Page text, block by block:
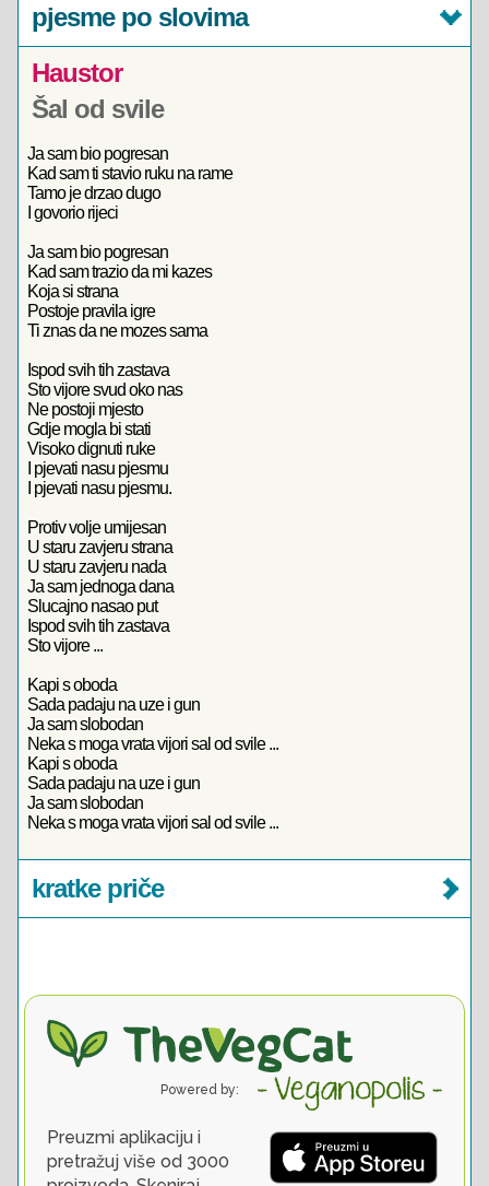
pjesme po slovima
Haustor
Šal od svile
Ja sam bio pogresan
Kad sam ti stavio ruku na rame
Tamo je drzao dugo
I govorio rijeci
Ja sam bio pogresan
Kad sam trazio da mi kazes
Koja si strana
Postoje pravila igre
Ti znas da ne mozes sama
Ispod svih tih zastava
Sto vijore svud oko nas
Ne postoji mjesto
Gdje mogla bi stati
Visoko dignuti ruke
I pjevati nasu pjesmu
I pjevati nasu pjesmu.
Protiv volje umijesan
U staru zavjeru strana
U staru zavjeru nada
Ja sam jednoga dana
Slucajno nasao put
Ispod svih tih zastava
Sto vijore ...
Kapi s oboda
Sada padaju na uze i gun
Ja sam slobodan
Neka s moga vrata vijori sal od svile ...
Kapi s oboda
Sada padaju na uze i gun
Ja sam slobodan
Neka s moga vrata vijori sal od svile ...
kratke priče